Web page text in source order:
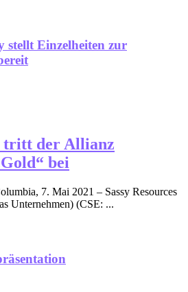
stellt Einzelheiten zur
tritt der Allianz
bei
7. Mai 2021 – Sassy Resources
Unternehmen) (CSE: ...